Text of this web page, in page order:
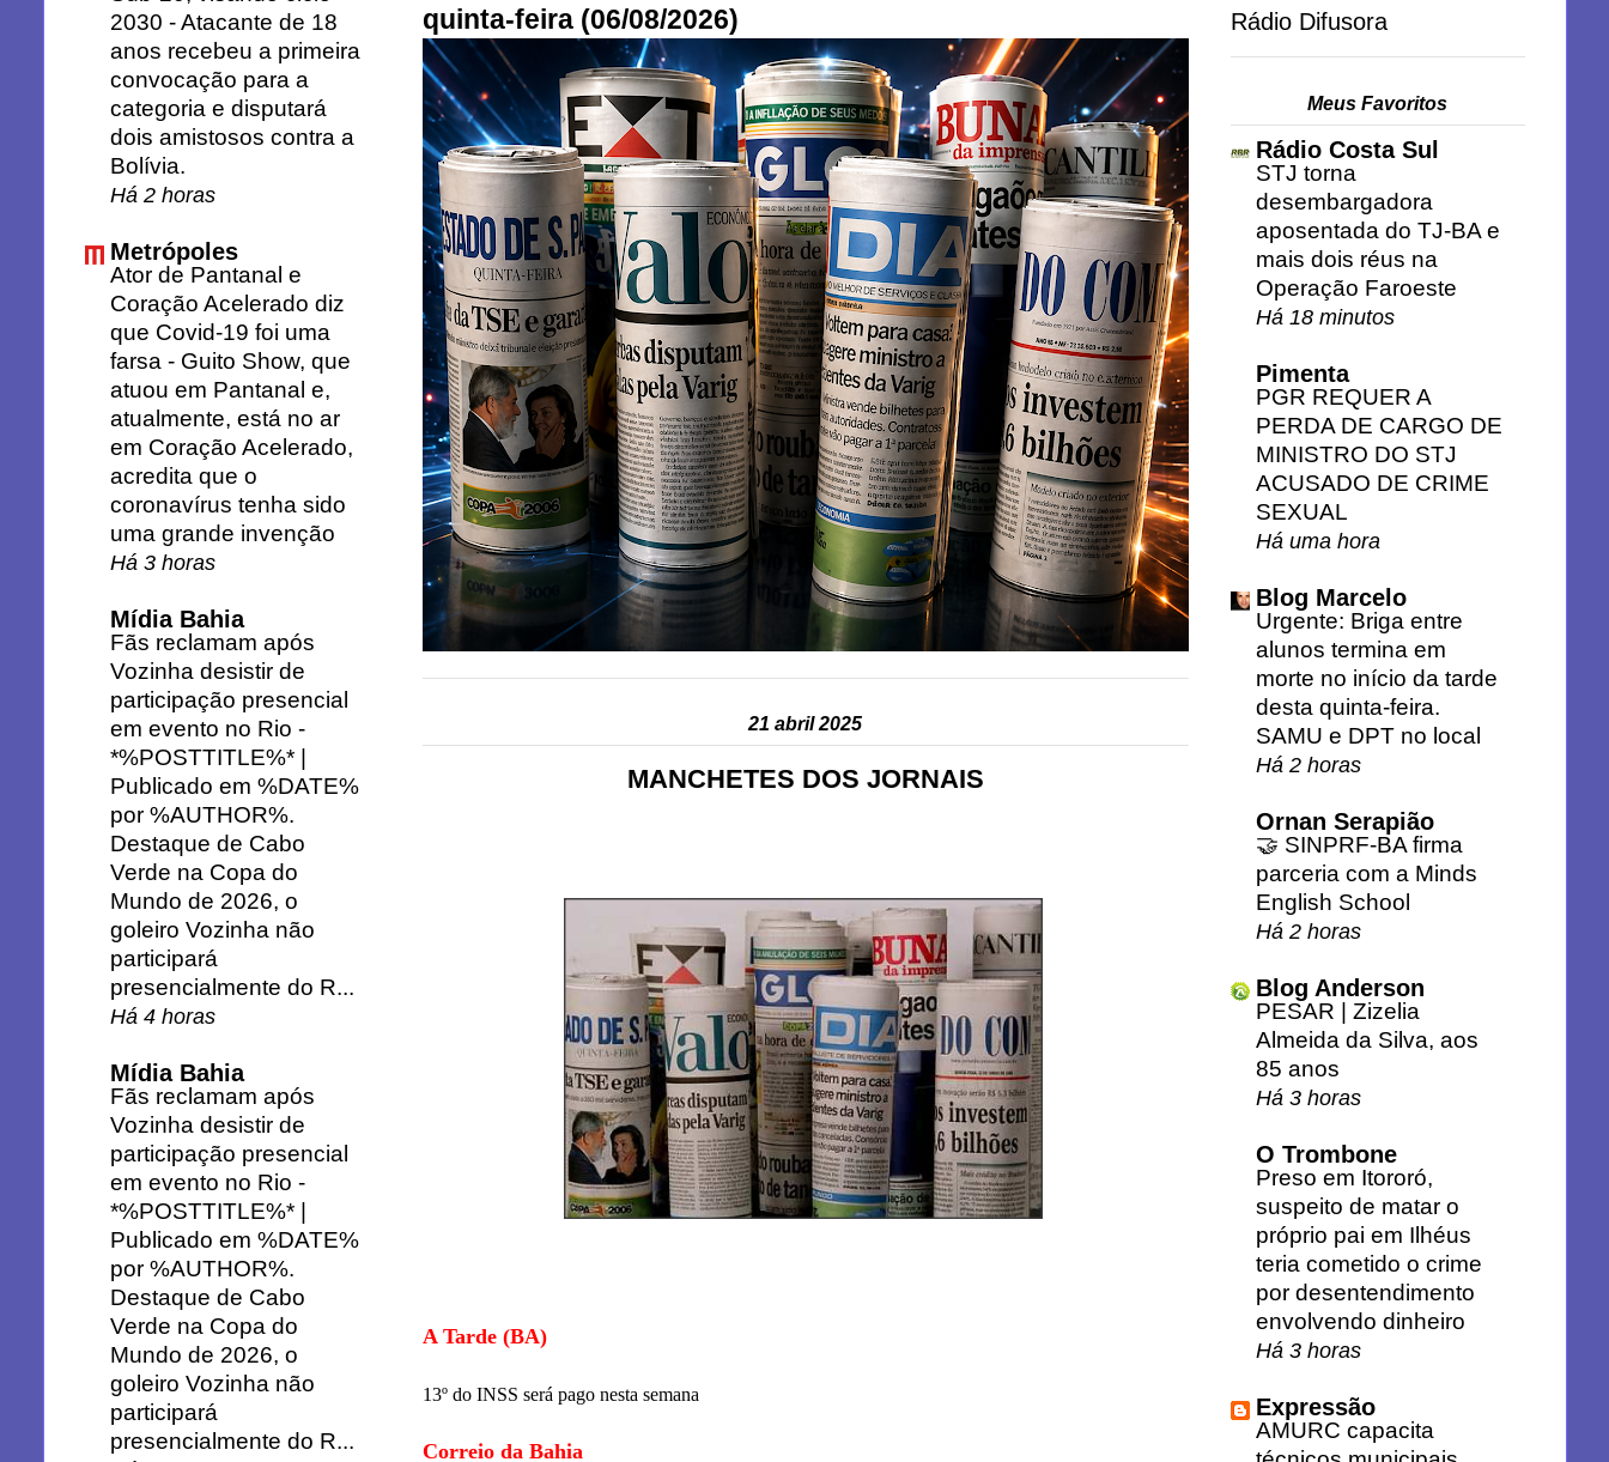
quinta-feira (06/08/2026)
21 abril 2025
MANCHETES DOS JORNAIS
A Tarde (BA)
13º do INSS será pago nesta semana
Correio da Bahia
2030 -Atacante de 18
anos recebeu a primeira
convocação para a
categoria e disputará
dois amistosos contra a
Bolívia.
Há 2 horas
Metrópoles
Ator de Pantanal e
Coração Acelerado diz
que Covid-19 foi uma
farsa - Guito Show, que
atuou em Pantanal e,
atualmente, está no ar
em Coração Acelerado,
acredita que o
coronavírus tenha sido
uma grande invenção
Há 3 horas
Mídia Bahia
Fãs reclamam após
Vozinha desistir de
participação presencial
em evento no Rio -
*%POSTTITLE%* |
Publicado em %DATE%
por %AUTHOR%.
Destaque de Cabo
Verde na Copa do
Mundo de 2026, o
goleiro Vozinha não
participará
presencialmente do R...
Há 4 horas
Mídia Bahia
Fãs reclamam após
Vozinha desistir de
participação presencial
em evento no Rio -
*%POSTTITLE%* |
Publicado em %DATE%
por %AUTHOR%.
Destaque de Cabo
Verde na Copa do
Mundo de 2026, o
goleiro Vozinha não
participará
presencialmente do R...
Rádio Difusora
Meus Favoritos
Rádio Costa Sul
STJ torna
desembargadora
aposentada do TJ-BA e
mais dois réus na
Operação Faroeste
Há 18 minutos
Pimenta
PGR REQUER A
PERDA DE CARGO DE
MINISTRO DO STJ
ACUSADO DE CRIME
SEXUAL
Há uma hora
Blog Marcelo
Urgente: Briga entre
alunos termina em
morte no início da tarde
desta quinta-feira.
SAMU e DPT no local
Há 2 horas
Ornan Serapião
🤝 SINPRF-BA firma
parceria com a Minds
English School
Há 2 horas
Blog Anderson
PESAR | Zizelia
Almeida da Silva, aos
85 anos
Há 3 horas
O Trombone
Preso em Itororó,
suspeito de matar o
próprio pai em Ilhéus
teria cometido o crime
por desentendimento
envolvendo dinheiro
Há 3 horas
Expressão
AMURC capacita